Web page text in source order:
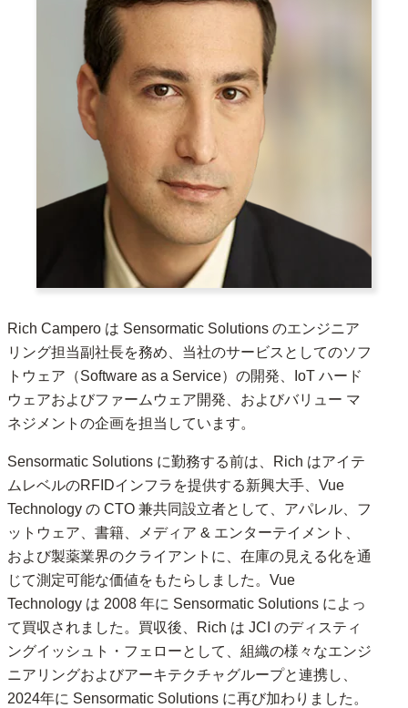
Rich Campero は Sensormatic Solutions のエンジニア
リング担当副社長を務め、当社のサービスとしてのソフ
トウェア（Software as a Service）の開発、IoT ハード
ウェアおよびファームウェア開発、およびバリュー マ
ネジメントの企画を担当しています。
Sensormatic Solutions に勤務する前は、Rich はアイテ
ムレベルのRFIDインフラを提供する新興大手、Vue
Technology の CTO 兼共同設立者として、アパレル、フ
ットウェア、書籍、メディア & エンターテイメント、
および製薬業界のクライアントに、在庫の見える化を通
じて測定可能な価値をもたらしました。Vue
Technology は 2008 年に Sensormatic Solutions によっ
て買収されました。買収後、Rich は JCI のディスティ
ングイッシュト・フェローとして、組織の様々なエンジ
ニアリングおよびアーキテクチャグループと連携し、
2024年に Sensormatic Solutions に再び加わりました。